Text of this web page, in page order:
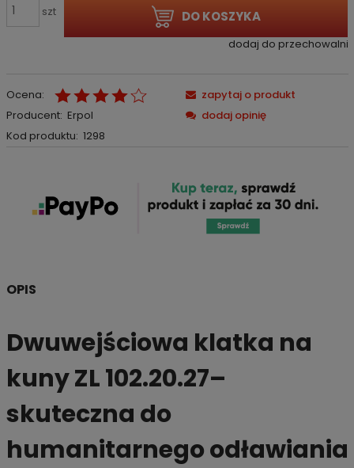
szt DO KOSZYKA
dodaj do przechowalni
Ocena:
Producent: Erpol
Kod produktu: 1298
zapytaj o produkt
dodaj opinię
OPIS
Dwuwejściowa klatka na
kunyZL 102.20.27–
skuteczna do
humanitarnego odławiania